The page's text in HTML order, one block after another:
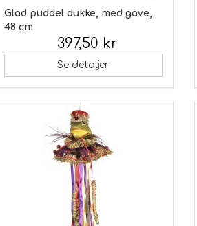
Glad puddel dukke, med gave,
48 cm
397,50 kr
Se detaljer